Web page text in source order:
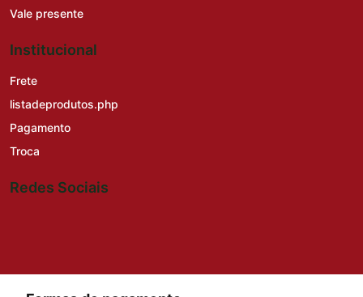
Vale presente
Institucional
Frete
listadeprodutos.php
Pagamento
Troca
Redes Sociais